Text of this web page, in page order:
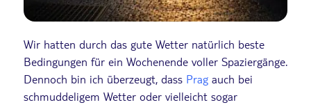
Wir hatten durch das gute Wetter natürlich beste
Bedingungen für ein Wochenende voller Spaziergänge.
Dennoch bin ich überzeugt, dass Prag auch bei
schmuddeligem Wetter oder vielleicht sogar